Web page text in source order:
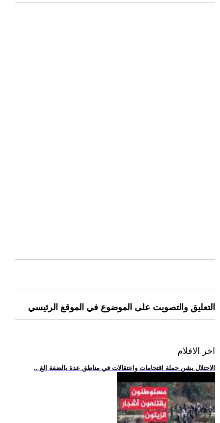
التعليق والتصويت على الموضوع في الموقع الرئيسي
اخر الافلام
.. الاحتلال يشن حملة اقتحامات واعتقالات في مناطق عدة بالضفة الغ